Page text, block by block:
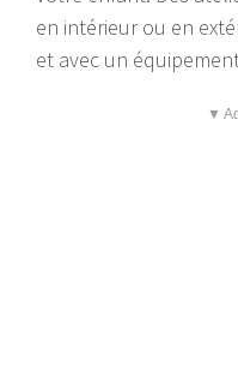
en intérieur ou en
et avec un
▼